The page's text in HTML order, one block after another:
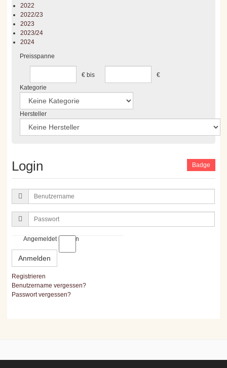
2022
2022/23
2023
2023/24
2024
Preisspanne
€ bis
€
Kategorie
Hersteller
Login
Benutzername
Passwort
Angemeldet bleiben
Anmelden
Registrieren
Benutzername vergessen?
Passwort vergessen?
Badge